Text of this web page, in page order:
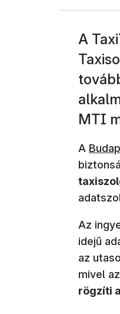
A
MTI
A
Az
idejű
az
mivel az
rögzíti